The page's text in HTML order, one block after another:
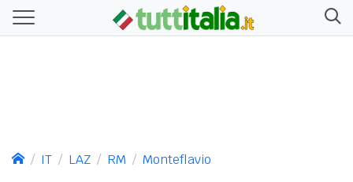
IT LAZ RM Monteflavio